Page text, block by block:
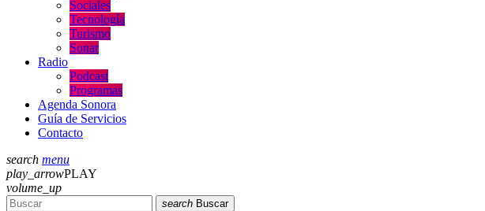
Sociales
Tecnología
Turismo
Sonar
Radio
Podcast
Programas
Agenda Sonora
Guía de Servicios
Contacto
search menu
play_arrowPLAY
volume_up
search Buscar